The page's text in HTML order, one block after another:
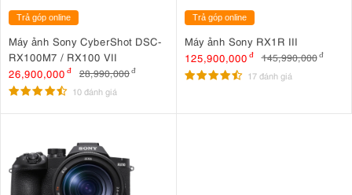
Trả góp online
Máy ảnh Sony CyberShot DSC-
RX100M7 / RX100 VII
26,900,000 đ 28,990,000đ
10 đánh giá
Trả góp online
Máy ảnh Sony RX1R III
125,900,000 đ 145,990,000 đ
17 đánh giá